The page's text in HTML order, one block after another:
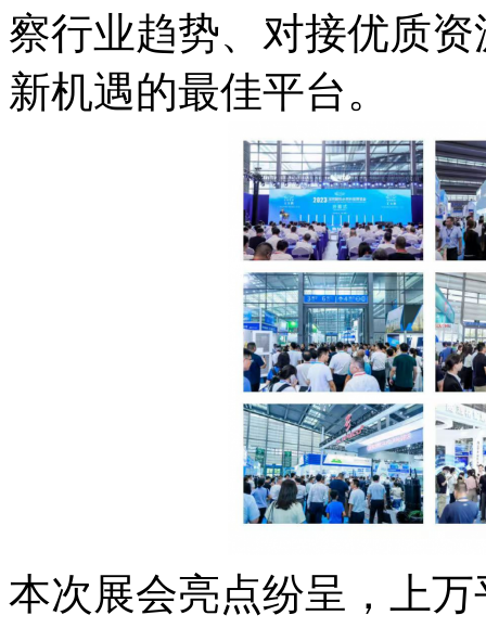
察行业趋势、对接优质
新机遇的最佳平台。
本次展会亮点纷呈，上